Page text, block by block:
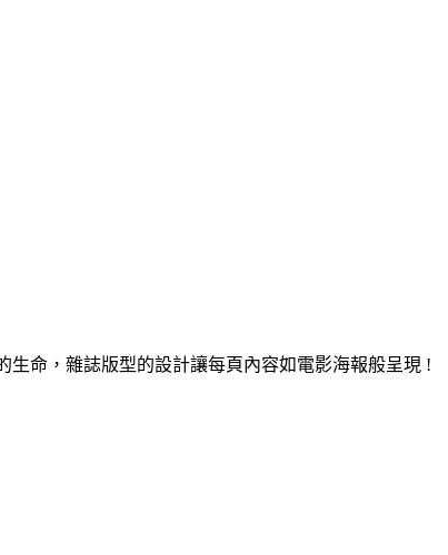
命，雜誌版型的設計讓每頁內容如電影海報般呈現 !